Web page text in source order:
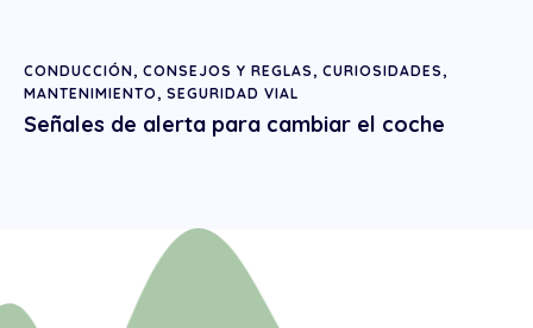
CONDUCCIÓN, CONSEJOS Y REGLAS , CURIOSIDADES ,
MANTENIMIENTO, SEGURIDAD VIAL
Señales de alerta para cambiar el coche